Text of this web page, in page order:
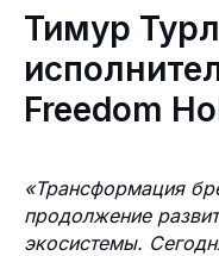
Тимур
Freedom
«Трансформация
продолжение
экосистемы.